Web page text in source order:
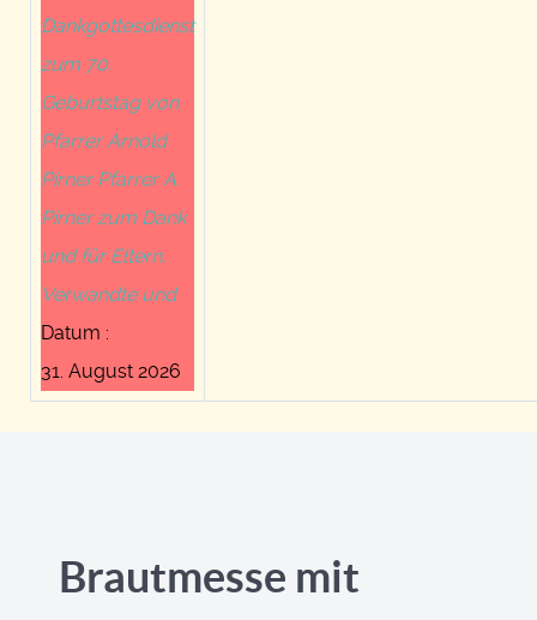
Dankgottesdienst
zum 70.
Geburtstag von
Pfarrer Arnold
Pirner Pfarrer A.
Pirner zum Dank
und für Eltern,
Verwandte und
Datum :
31. August 2026
Brautmesse mit